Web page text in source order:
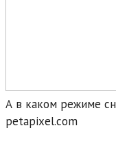
А в каком режиме
petapixel.com